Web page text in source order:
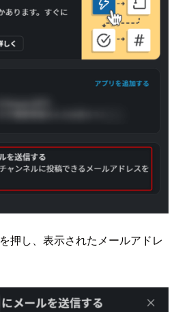
を押し、表示されたメールアドレ